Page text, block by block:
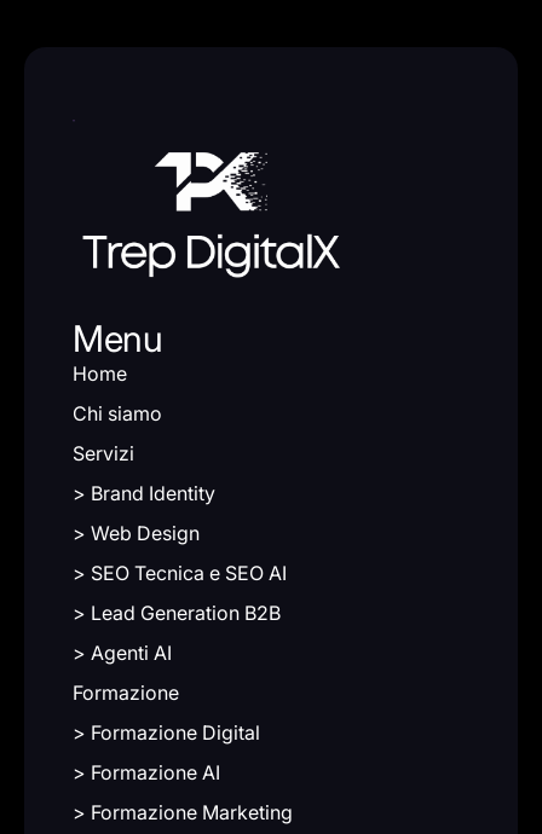
Menu
Home
Chi siamo
Servizi
> Brand Identity
> Web Design
> SEO Tecnica e SEO AI
> Lead Generation B2B
> Agenti AI
Formazione
> Formazione Digital
> Formazione AI
> Formazione Marketing